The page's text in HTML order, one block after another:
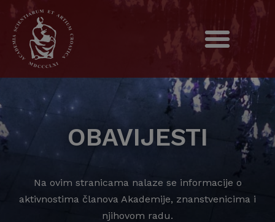
OBAVIJESTI
Na ovim stranicama nalaze se informacije o
aktivnostima članova Akademije, znanstvenicima i
njihovom radu.